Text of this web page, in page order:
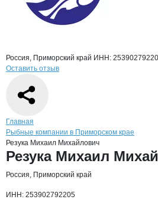
Россия, Приморский край ИНН:
Оставить отзыв
Навигация по сайту
Главная
Рыбные компании в Приморском крае
Резука Михаил Михайлович
Основная информация
Резука Михаил
Россия, Приморский край
ИНН: 253902792205